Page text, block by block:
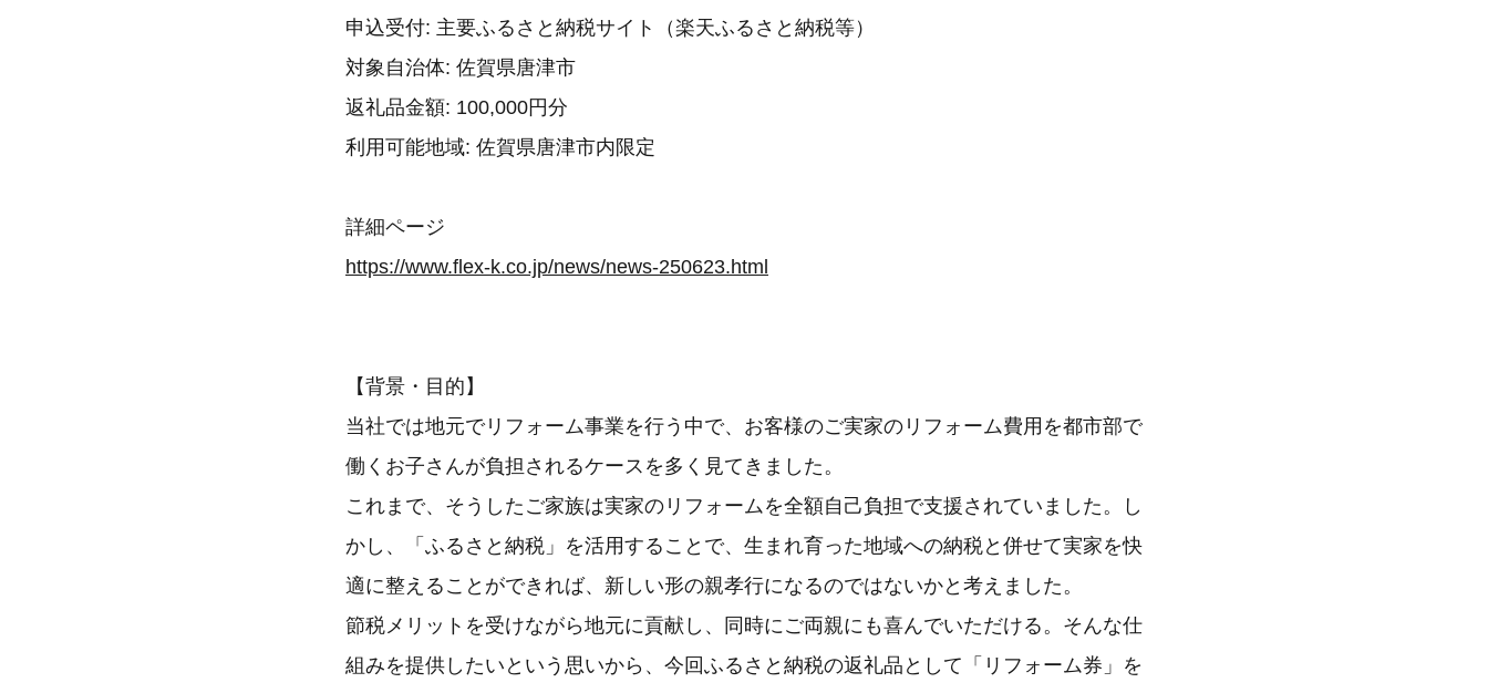
申込受付: 主要ふるさと納税サイト（楽天ふるさと納税等）
対象自治体: 佐賀県唐津市
返礼品金額: 100,000円分
利用可能地域: 佐賀県唐津市内限定
詳細ページ
https://www.flex-k.co.jp/news/news-250623.html
【背景・目的】
当社では地元でリフォーム事業を行う中で、お客様のご実家のリフォーム費用を都市部で
働くお子さんが負担されるケースを多く見てきました。
これまで、そうしたご家族は実家のリフォームを全額自己負担で支援されていました。し
かし、「ふるさと納税」を活用することで、生まれ育った地域への納税と併せて実家を快
適に整えることができれば、新しい形の親孝行になるのではないかと考えました。
節税メリットを受けながら地元に貢献し、同時にご両親にも喜んでいただける。そんな仕
組みを提供したいという思いから、今回ふるさと納税の返礼品として「リフォーム券」を